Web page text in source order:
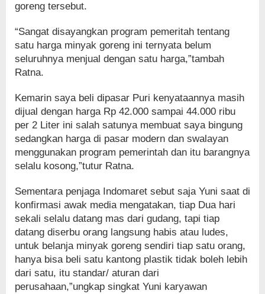
goreng tersebut.
“Sangat disayangkan program pemeritah tentang
satu harga minyak goreng ini ternyata belum
seluruhnya menjual dengan satu harga,”tambah
Ratna.
Kemarin saya beli dipasar Puri kenyataannya masih
dijual dengan harga Rp 42.000 sampai 44.000 ribu
per 2 Liter ini salah satunya membuat saya bingung
sedangkan harga di pasar modern dan swalayan
menggunakan program pemerintah dan itu barangnya
selalu kosong,”tutur Ratna.
Sementara penjaga Indomaret sebut saja Yuni saat di
konfirmasi awak media mengatakan, tiap Dua hari
sekali selalu datang mas dari gudang, tapi tiap
datang diserbu orang langsung habis atau ludes,
untuk belanja minyak goreng sendiri tiap satu orang,
hanya bisa beli satu kantong plastik tidak boleh lebih
dari satu, itu standar/ aturan dari
perusahaan,”ungkap singkat Yuni karyawan